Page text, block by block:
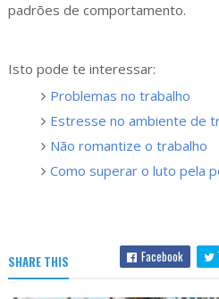
padrões de comportamento.
Isto pode te interessar:
Problemas no trabalho
Estresse no ambiente de
Não romantize o trabalho
Como superar o luto pela
SHARE THIS Facebook